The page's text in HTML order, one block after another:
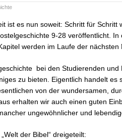
ist es nun soweit: Schritt für
9-28 veröffentlicht.
werden im Laufe der nächsten
bei den Studierenden
zu bieten. Eigentlich handelt es
von der wundersamen,
erhalten wir auch einen guten
ungewöhnlicher und
der Bibel“ dreigeteilt: